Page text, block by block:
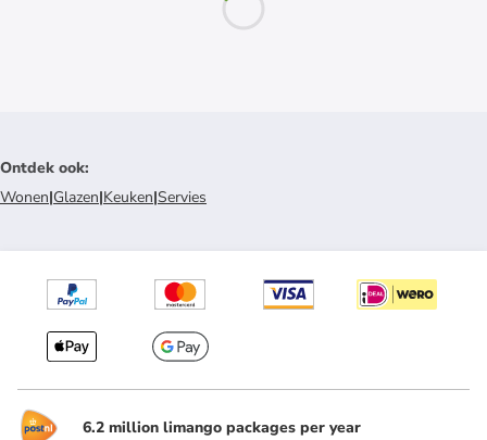
Ontdek ook:
Wonen|Glazen|Keuken|Servies
6.2 million limango packages per year